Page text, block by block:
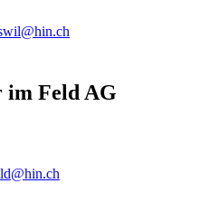
im Feld AG